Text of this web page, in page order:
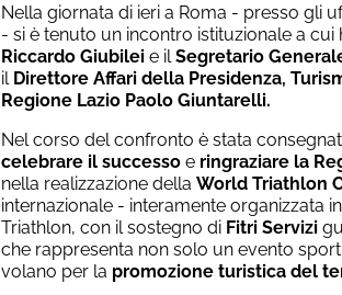
Nella giornata di ieri a Roma - presso gli
- si è tenuto un incontro istituzionale a cui
Riccardo Giubilei e il Segretario
il Direttore Affari della Presidenza,
Regione Lazio Paolo Giuntarelli.
Nel corso del confronto è stata
celebrare il successoeringraziare la
nella realizzazione della World Triathlon
internazionale - interamente organizzata
Triathlon, con il sostegno diFitri Servizi
che rappresenta non solo un evento
volano per la promozione turistica del